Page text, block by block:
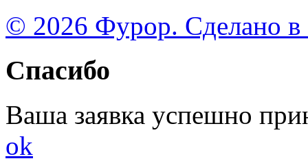
© 2026 Фурор. Сделано в
Спасибо
Ваша заявка успешно
ok